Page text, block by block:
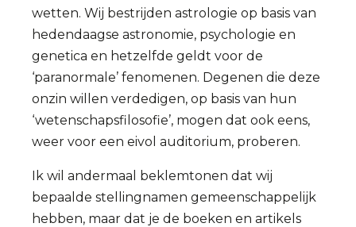
wetten. Wij bestrijden astrologie op basis van
hedendaagse astronomie, psychologie en
genetica en hetzelfde geldt voor de
‘paranormale’ fenomenen. Degenen die deze
onzin willen verdedigen, op basis van hun
‘wetenschapsfilosofie’, mogen dat ook eens,
weer voor een eivol auditorium, proberen.
Ik wil andermaal beklemtonen dat wij
bepaalde stellingnamen gemeenschappelijk
hebben, maar dat je de boeken en artikels